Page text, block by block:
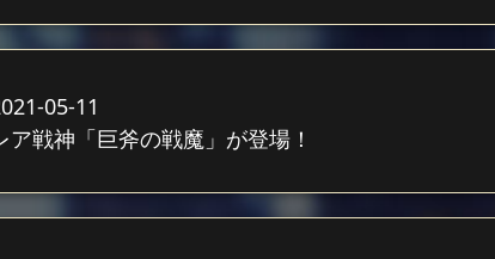
05-11
ア戦神「巨斧の戦魔」が登場！